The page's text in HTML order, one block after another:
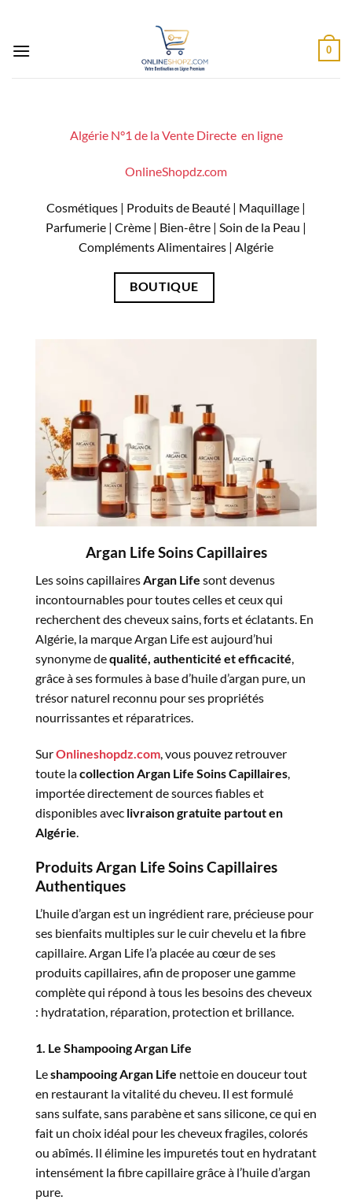
contenu
0
Algérie N°1 de la Vente Directe en ligne
OnlineShopdz.com
Cosmétiques | Produits de Beauté | Maquillage |
Parfumerie | Crème | Bien-être | Soin de la Peau |
Compléments Alimentaires | Algérie
BOUTIQUE
Argan Life Soins Capillaires
Les soins capillaires Argan Life sont devenus
incontournables pour toutes celles et ceux qui
recherchent des cheveux sains, forts et éclatants. En
Algérie, la marque Argan Life est aujourd’hui
synonyme dequalité, authenticité et efficacité
grâce à ses formules à base d’huile d’argan pure, un
trésor naturel reconnu pour ses propriétés
nourrissantes et réparatrices.
SurOnlineshopdz.com , vous pouvez retrouver
toute lacollection Argan Life Soins Capillaires
importée directement de sources fiables et
disponibles avec livraison gratuite partout en
Algérie
Produits Argan Life Soins Capillaires
Authentiques
L’huile d’argan est un ingrédient rare, précieuse pour
ses bienfaits multiples sur le cuir chevelu et la fibre
capillaire. Argan Life l’a placée au cœur de ses
produits capillaires, afin de proposer une gamme
complète qui répond à tous les besoins des cheveux
: hydratation, réparation, protection et brillance.
1. Le Shampooing Argan Life
Leshampooing Argan Life nettoie en douceur tout
en restaurant la vitalité du cheveu. Il est formulé
sans sulfate, sans parabène et sans silicone, ce qui en
fait un choix idéal pour les cheveux fragiles, colorés
ou abîmés. Il élimine les impuretés tout en hydratant
intensément la fibre capillaire grâce à l’huile d’argan
pure.